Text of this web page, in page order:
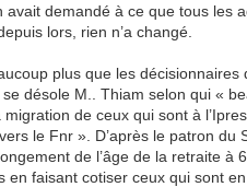
demandé à ce que tous les
lors, rien n’a changé.
plus que les décisionnaires
désole M.. Thiam selon qui «
de ceux qui sont à
le Fnr ». D’après le patron du
de l’âge de la retraite à
en faisant cotiser ceux qui sont